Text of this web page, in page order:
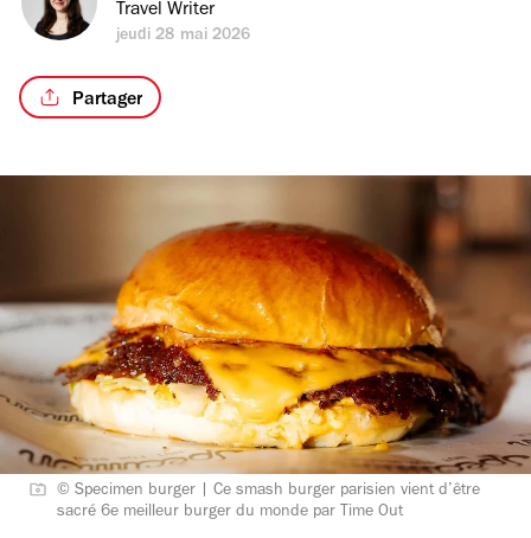
Travel Writer
jeudi 28 mai 2026
Partager
© Specimen burger | Ce smash burger parisien vient d’être
sacré 6e meilleur burger du monde par Time Out